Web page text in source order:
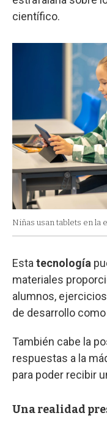
científico.
Niñas usan tablets en la
Estatecnología
materiales
alumnos,
de desarrollo
También cabe la
respuestas a la
para poder recibir
Una realidad